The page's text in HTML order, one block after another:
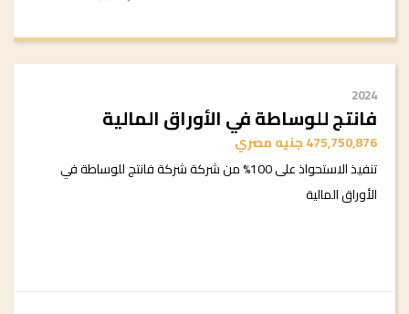
2024
فانتج للوساطة في الأوراق المالية
475,750,876 جنيه مصري
تنفيذ الاستحواذ على 100% من شركة شركة فانتج للوساطة في
الأوراق المالية